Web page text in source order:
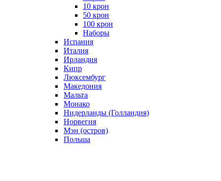
10 крон
50 крон
100 крон
Наборы
Испания
Италия
Ирландия
Кипр
Люксембург
Македония
Мальта
Монако
Нидерланды (Голландия)
Норвегия
Мэн (остров)
Польша